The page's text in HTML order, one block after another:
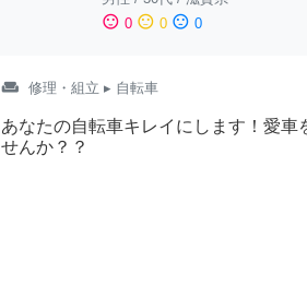
sentiment_satisfied 0 sentiment_neutral 0 sentiment_dissatisfied 0
weekend 修理・組立 ▸ 自転車
あなたの自転車キレイにします！愛車
せんか？？